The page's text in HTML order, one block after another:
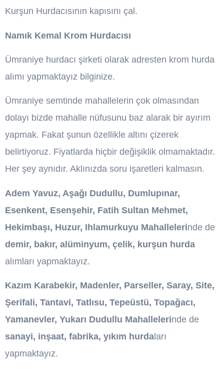
Kurşun Hurdacısının kapısını çal.
Namık Kemal Krom Hurdacısı
Ümraniye hurdacı şirketi olarak adresten krom hurda
alımı yapmaktayız bilginize.
Ümraniye semtinde mahallelerin çok olmasından
dolayı bizde mahalle nüfusunu baz alarak bir ayırım
yapmak. Fakat şunun özellikle altını çizerek
belirtiyoruz. Fiyatlarda hiçbir değişiklik olmamaktadır.
Her şey aynıdır. Aklınızda soru işaretleri kalmasın.
Adem Yavuz, Aşağı Dudullu, Dumlupınar,
Esenkent, Esenşehir, Fatih Sultan Mehmet,
Hekimbaşı, Huzur, Ihlamurkuyu Mahallelerinde de
demir, bakır, alüminyum, çelik, kurşun hurda
alımları yapmaktayız.
Kazım Karabekir, Madenler, Parseller, Saray, Site,
Şerifali, Tantavi, Tatlısu, Tepeüstü, Topağacı,
Yamanevler, Yukarı Dudullu Mahallelerinde de
sanayi, inşaat, fabrika, yıkım hurda ları
yapmaktayız.